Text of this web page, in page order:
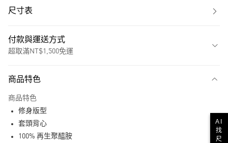
尺寸表
付款與運送方式
超取滿NT$1,500免運
LINE Pay
商品特色
商品特色
修身版型
套頭背心
100% 再生聚醯胺
AI
找
尺